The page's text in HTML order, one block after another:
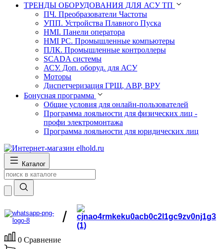
ТРЕНДЫ ОБОРУДОВАНИЯ ДЛЯ АСУ ТП
ПЧ. Преобразователи Частоты
УПП. Устройства Плавного Пуска
HMI. Панели оператора
HMI РС. Промышленные компьютеры
ПЛК. Промышленные контроллеры
SCADA системы
АСУ. Доп. оборуд. для АСУ
Моторы
Диспетчеризация ГРЩ, АВР, ВРУ
Бонусная программа
Общие условия для онлайн-пользователей
Программа лояльности для физических лиц -
профи электромонтажа
Программа лояльности для юридических лиц
Каталог
/
0 Сравнение